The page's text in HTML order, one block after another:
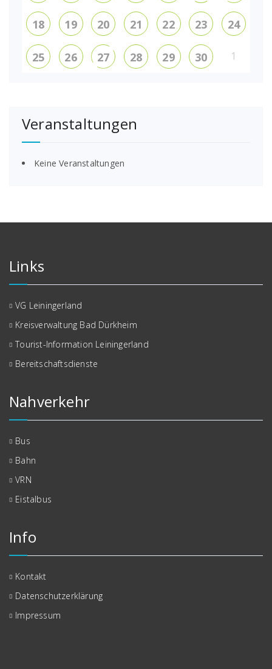
18 19 20 21 22 23 24
25 26 27 28 29 30 1
Veranstaltungen
Keine Veranstaltungen
Links
VG Leiningerland
Kreisverwaltung Bad Dürkheim
Tourist-Information Leiningerland
Bereitschaftsdienste
Nahverkehr
Bus
Bahn
VRN
Eistalbus
Info
Kontakt
Datenschutzerklärung
Impressum